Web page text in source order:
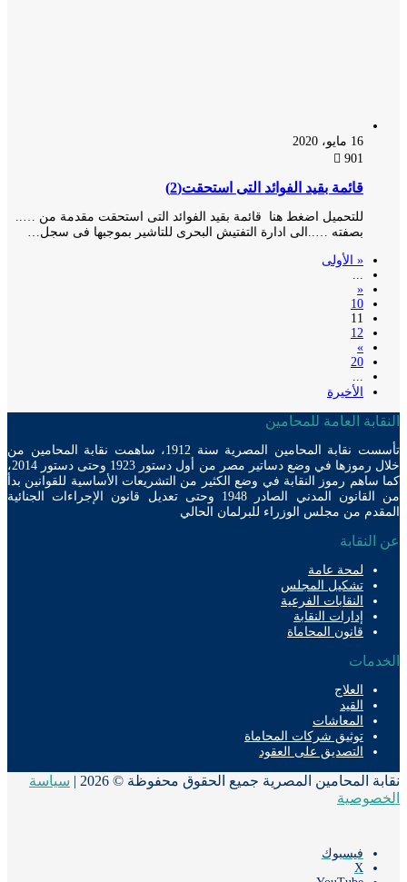
قائمة بقيد الفوائد التى استحقت(2)
للتحميل اضغط هنا قائمة بقيد الفوائد التى استحقت مقدمة من …..
بصفته …..الى ادارة التفتيش البحرى للتاشير بموجبها فى سجل…
« الأولى
الأخيرة
العامة للمحامين
تأسست نقابة المحامين المصرية سنة 1912، ساهمت نقابة المحامين من
خلال رموزها في وضع دساتير مصر من أول دستور 1923 وحتى دستور 2014،
رموز النقابة في وضع الكثير من التشريعات الأساسية للقوانين بدأ
من القانون المدني الصادر 1948 وحتى تعديل قانون الإجراءات الجنائية
من مجلس الوزراء للبرلمان الحالي
لمحة عامة
تشكيل المجلس
النقابات الفرعية
إدارات النقابة
قانون المحاماة
العلاج
القيد
المعاشات
توثيق شركات المحاماة
التصديق على العقود
المحامين المصرية جميع الحقوق محفوظة © 2026 |
سياسة
فيسبوك